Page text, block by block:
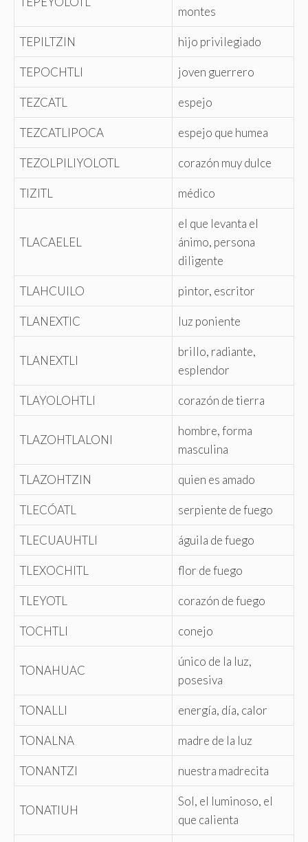
montes
TEPILTZIN hijo privilegiado
TEPOCHTLI joven guerrero
TEZCATL espejo
TEZCATLIPOCA espejo que humea
TEZOLPILIYOLOTL corazón muy dulce
TIZITL médico
TLACAELEL
el que levanta el
ánimo, persona
diligente
TLAHCUILO pintor, escritor
TLANEXTIC luz poniente
TLANEXTLI
brillo, radiante,
esplendor
TLAYOLOHTLI corazón de tierra
TLAZOHTLALONI
hombre, forma
masculina
TLAZOHTZIN quien es amado
TLECÓATL serpiente de fuego
TLECUAUHTLI águila de fuego
TLEXOCHITL flor de fuego
TLEYOTL corazón de fuego
TOCHTLI conejo
TONAHUAC
único de la luz,
posesiva
TONALLI energía, día, calor
TONALNA madre de la luz
TONANTZI nuestra madrecita
TONATIUH
Sol, el luminoso, el
que calienta